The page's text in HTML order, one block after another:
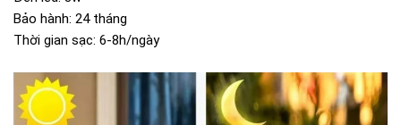
Bảo hành: 24 tháng
Thời gian sạc: 6-8h/ngày